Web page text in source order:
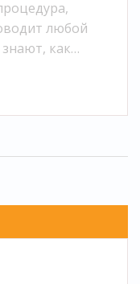
любой
как
после этой
и